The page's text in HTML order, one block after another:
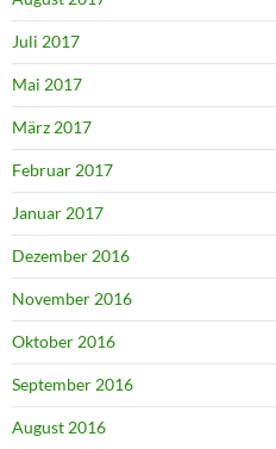
Juli 2017
Mai 2017
März 2017
Februar 2017
Januar 2017
Dezember 2016
November 2016
Oktober 2016
September 2016
August 2016